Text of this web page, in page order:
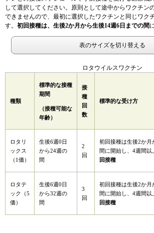
して選択してください。原則として途中からワクチン
できませんので、最初に選択したワクチンと同じワク
す。 初回接種は、生後2か月から生後14週6日までの間
表のサイズを切り替える
ロタウイルスワクチン
種類
標準的な接種
期間
（接種可能な
年齢）
接
種
回
数
標準的な受け方
ロタリ
ックス
（1価）
生後6週0日
から24週の
間
2
回
初回接種は生後2か月
間に開始し、4週間以
回接種
ロタテ
ック（5
価）
生後6週0日
から32週の
間
3
回
初回接種は生後2か月
間に開始し、4週間以
回接種